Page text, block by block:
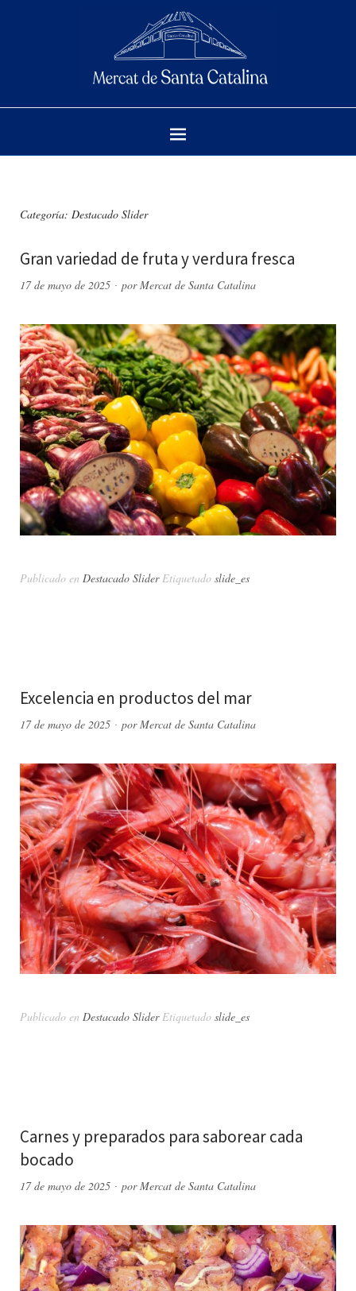
Categoría: Destacado Slider
Gran variedad de fruta y verdura fresca
17 de mayo de 2025 porMercat de Santa Catalina
Publicado en Destacado Slider Etiquetado slide_es
Excelencia en productos del mar
17 de mayo de 2025 por Mercat de Santa Catalina
Publicado en Destacado Slider Etiquetado slide_es
Carnes y preparados para saborear cada
bocado
17 de mayo de 2025 porMercat de Santa Catalina